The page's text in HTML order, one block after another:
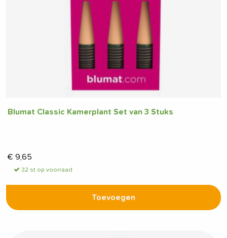
Blumat Classic Kamerplant Set van 3 Stuks
€ 9,65
32 st op voorraad
Toevoegen